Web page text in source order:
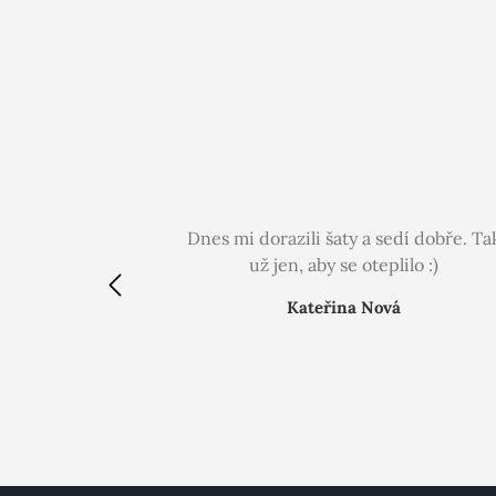
Dnes mi dorazili šaty a sedí dobře.
už jen, aby se oteplilo :)
Kateřina Nová